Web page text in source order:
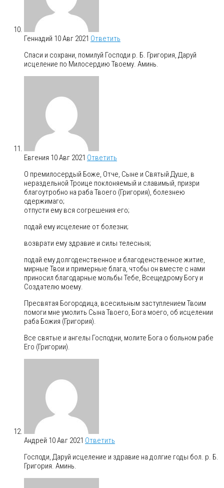
Геннадий 10 Авг 2021 Ответить
Спаси и сохрани, помилуй Господи р. Б. Григория, Даруй
исцеление по Милосердию Твоему. Аминь.
Евгения 10 Авг 2021 Ответить
О премилосердый Боже, Отче, Сыне и Святый Душе, в
нераздельной Троице поклоняемый и славимый, призри
благоутробно на раба Твоего (Григория), болезнею
одержимаго;
отпусти ему вся согрешения его;
подай ему исцеление от болезни;
возврати ему здравие и силы телесныя;
подай ему долгоденственное и благоденственное житие,
мирные Твои и примерные блага, чтобы он вместе с нами
приносил благодарные мольбы Тебе, Всещедрому Богу и
Создателю моему.
Пресвятая Богородица, всесильным заступлением Твоим
помоги мне умолить Сына Твоего, Бога моего, об исцелении
раба Божия (Григория).
Все святые и ангелы Господни, молите Бога о больном рабе
Его (Григории).
Андрей 10 Авг 2021 Ответить
Господи, Даруй исцеление и здравие на долгие годы бол. р. Б.
Григория. Аминь.